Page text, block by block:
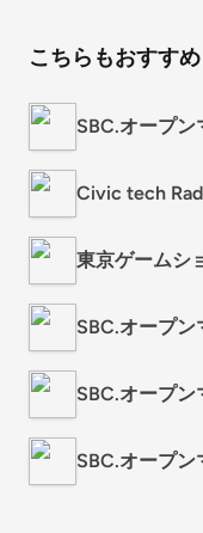
こちらもおすすめ
SBC.オープ
Civic tech
東京ゲームシ
SBC.オープ
SBC.オープ
SBC.オープ